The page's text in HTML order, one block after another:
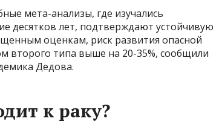
мета-анализы, где изучались
десятков лет, подтверждают устойчивую
оценкам, риск развития опасной
второго типа выше на 20-35%, сообщили
Дедова.
к раку?